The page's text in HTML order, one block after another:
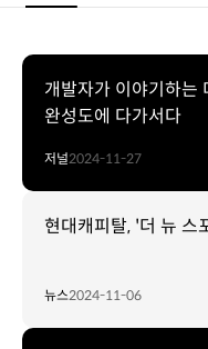
개발자가 이야기하는
완성도에 다가서다
저널2024-11-27
현대캐피탈, '더 뉴
뉴스2024-11-06